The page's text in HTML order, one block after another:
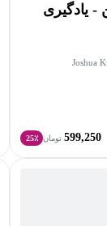
- یادگیری
599,250 تومان 25٪